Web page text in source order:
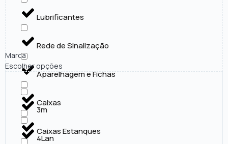
Lubrificantes
Rede de Sinalização
Aparelhagem e Fichas
Caixas
Caixas Estanques
Marca
Escolher opções
3m
4Lan